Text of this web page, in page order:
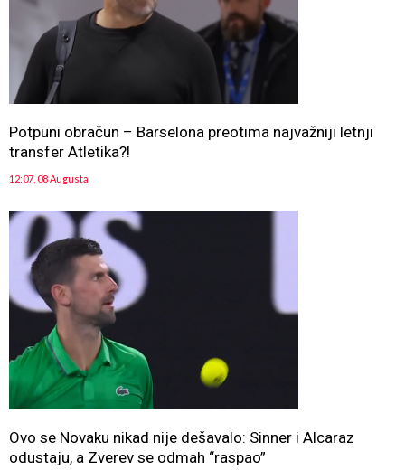
Potpuni obračun – Barselona preotima najvažniji letnji
transfer Atletika?!
12:07, 08 Augusta
Ovo se Novaku nikad nije dešavalo: Sinner i Alcaraz
odustaju, a Zverev se odmah “raspao”